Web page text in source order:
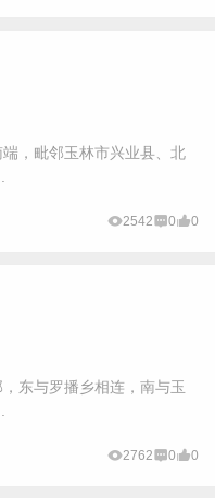
毗邻玉林市兴业县、北
2542 0 0
与罗播乡相连，南与玉
2762 0 0